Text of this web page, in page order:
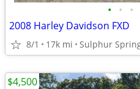
• • •
2008 Harley Davidson FXD
8/1 17k mi Sulphur
$4,500